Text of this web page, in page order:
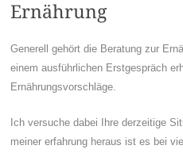
Ernährung
Generell gehört die Beratung zur
einem ausführlichen Erstgespräch
Ernährungsvorschläge.
Ich versuche dabei Ihre derzeitige
meiner erfahrung heraus ist es bei